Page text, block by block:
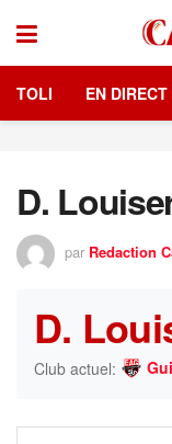
TOLI EN DIRECT
D.
par Redaction
D.
Club actuel: